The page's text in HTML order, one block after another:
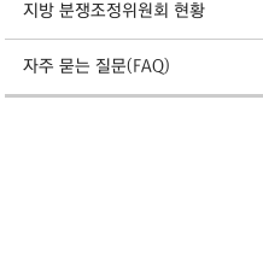
지방 분쟁조정위원회 현황
자주 묻는 질문(FAQ)